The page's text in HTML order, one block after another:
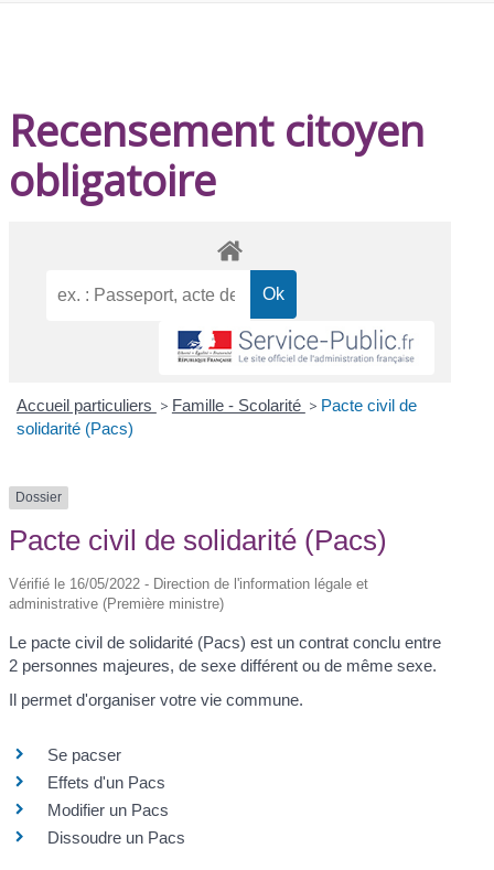
Recensement citoyen
obligatoire
Accueil particuliers > Famille - Scolarité > Pacte civil de
solidarité (Pacs)
Dossier
Pacte civil de solidarité (Pacs)
Vérifié le 16/05/2022 - Direction de l'information légale et
administrative (Première ministre)
Le pacte civil de solidarité (Pacs) est un contrat conclu entre
2 personnes majeures, de sexe différent ou de même sexe.
Il permet d'organiser votre vie commune.
Se pacser
Effets d'un Pacs
Modifier un Pacs
Dissoudre un Pacs